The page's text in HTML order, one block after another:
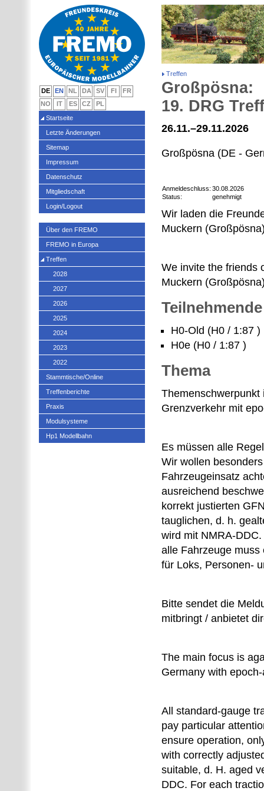
Treffen
Großpösna:
19. DRG
26.11.–29.11.2026
Großpösna (DE -
Anmeldeschluss: 30.08.2026
Status:
genehmigt
Wir laden die
Muckern
We invite the friends
Muckern
H0-Old (H0 / 1:87 )
H0e (H0 / 1:87 )
Thema
Themenschwerpunkt
Grenzverkehr mit
Es müssen alle
Wir wollen
Fahrzeugeinsatz
ausreichend
korrekt justierten
tauglichen, d. h.
wird mit NMRA-
alle Fahrzeuge muss
für Loks, Personen-
Bitte sendet die
mitbringt / anbietet
The main focus is
Germany with
All standard-gauge
pay particular
ensure operation,
with correctly
suitable, d. H. aged
DDC. For each
DE EN NL DA SV FI
FR
NO
IT ES CZ
PL
Startseite
Letzte Änderungen
Sitemap
Impressum
Datenschutz
Mitgliedschaft
Login/Logout
Über den FREMO
FREMO in Europa
Treffen
2028
2027
2026
2025
2024
2023
2022
Stammtische/Online
Treffenberichte
Praxis
Modulsysteme
Hp1 Modellbahn